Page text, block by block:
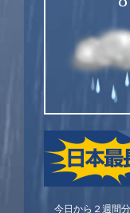
今日から２週間